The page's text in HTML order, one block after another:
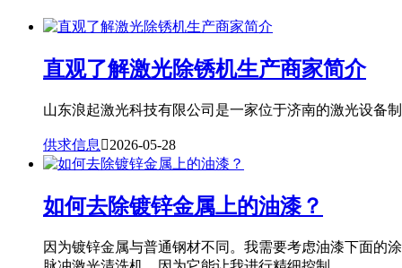
直观了解激光除锈机生产商家简介
山东浪起激光科技有限公司是一家位于济南的激光设备
供求信息 2026-05-28
如何去除镀锌金属上的油漆？
因为镀锌金属与普通钢材不同。我需要考虑油漆下面的